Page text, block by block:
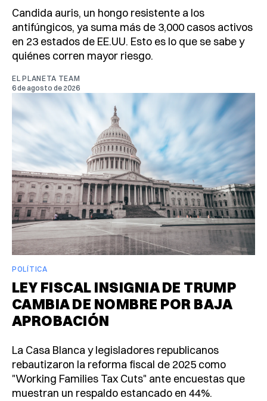
Candida auris, un hongo resistente a los
antifúngicos, ya suma más de 3,000 casos activos
en 23 estados de EE.UU. Esto es lo que se sabe y
quiénes corren mayor riesgo.
EL PLANETA TEAM
6 de agosto de 2026
POLÍTICA
LEY FISCAL INSIGNIA DE TRUMP
CAMBIA DE NOMBRE POR BAJA
APROBACIÓN
La Casa Blanca y legisladores republicanos
rebautizaron la reforma fiscal de 2025 como
"Working Families Tax Cuts" ante encuestas que
muestran un respaldo estancado en 44%.